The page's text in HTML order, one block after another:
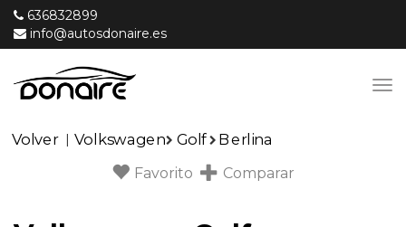
636832899
info@autosdonaire.es
Volver | Volkswagen Golf Berlina
Favorito Comparar